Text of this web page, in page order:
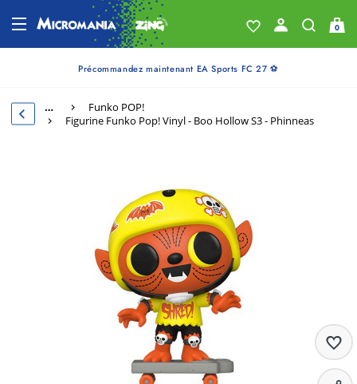
0
Précommandez maintenant EA Sports FC 27 ⚽
…
Funko POP!
Figurine Funko Pop! Vinyl - Boo Hollow S3 - Phinneas